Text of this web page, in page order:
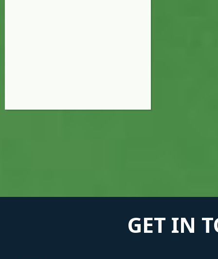
GET IN